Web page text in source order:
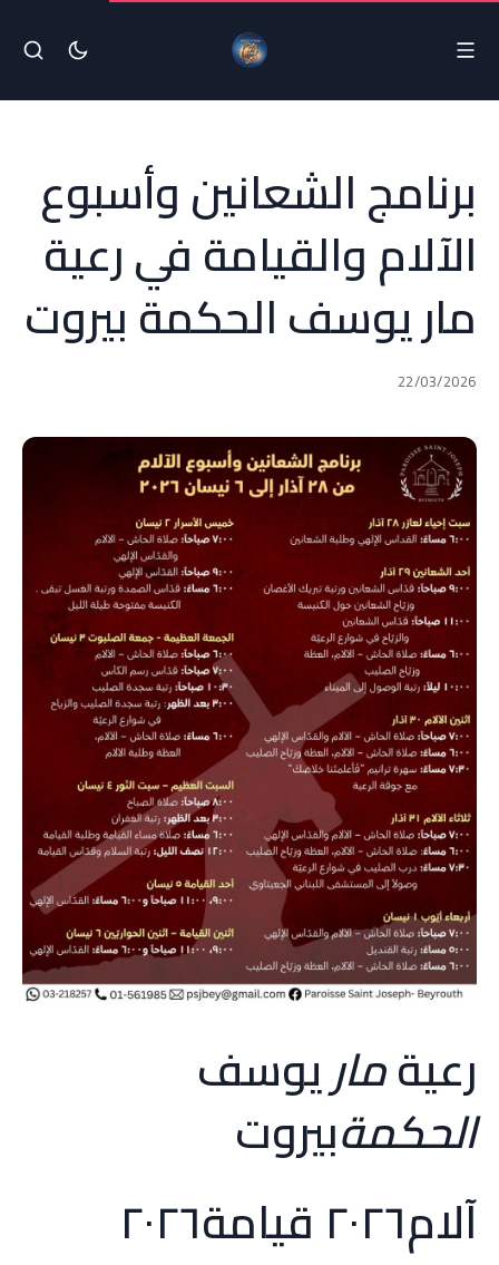
برنامج الشعانين وأسبوع
الآلام والقيامة في رعية
مار يوسف الحكمة بيروت
22/03/2026
رعيةماريوسف
الحكمةبيروت
آلام٢٠٢٦ قيامة٢٠٢٦